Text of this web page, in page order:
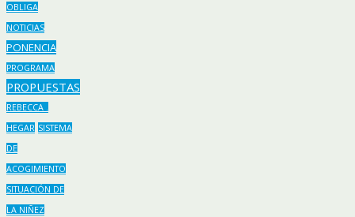
OBLIGA
NOTICIAS
PONENCIA
PROGRAMA
PROPUESTAS
REBECCA .
HEGAR SISTEMA
DE
ACOGIMIENTO
SITUACIÓN DE
LA NIÑEZ